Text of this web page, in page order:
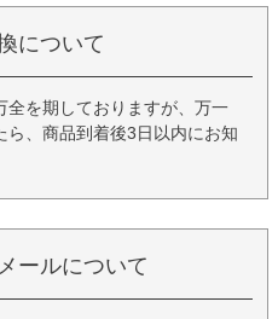
について
全を期しておりますが、万一
、商品到着後3日以内にお知
ールについて